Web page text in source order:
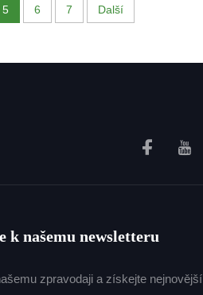
5 6 7 Další
k našemu newsletteru
zpravodaji a získejte nejnovější